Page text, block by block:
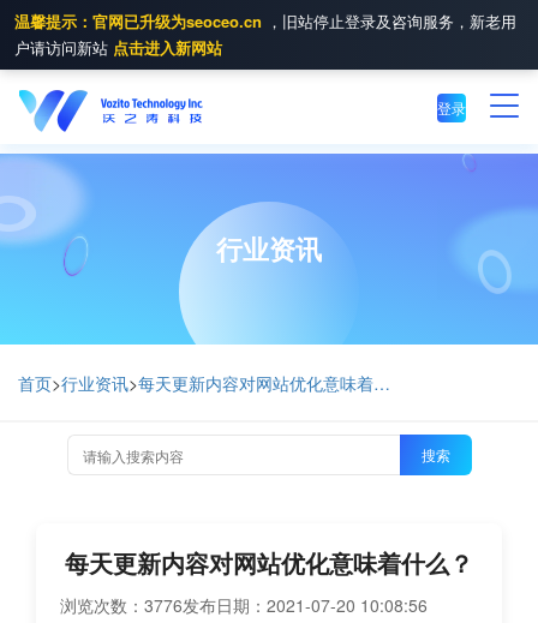
温馨提示：官网已升级为seoceo.cn ，旧站停止登录及咨询服务，新老用
户请访问新站 点击进入新网站
登录
行业资讯
首页>行业资讯> 每天更新内容对网站优化意味着什么？
搜索
每天更新内容对网站优化意味着什么？
浏览次数：3776发布日期：2021-07-20 10:08:56